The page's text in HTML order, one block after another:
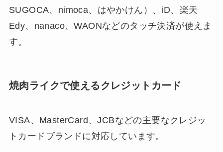
SUGOCA、nimoca、はやかけん）、iD、楽天
Edy、nanaco、WAONなどのタッチ決済が使えま
す。
焼肉ライクで使えるクレジットカード
VISA、MasterCard、JCBなどの主要なクレジッ
トカードブランドに対応しています。